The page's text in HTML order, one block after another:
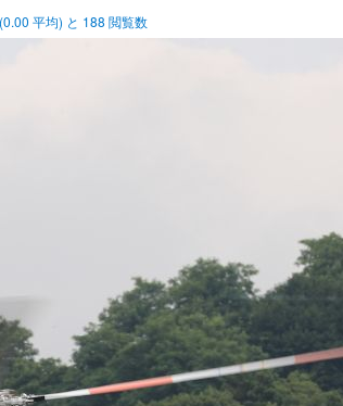
0.00 平均) と 188 閲覧数